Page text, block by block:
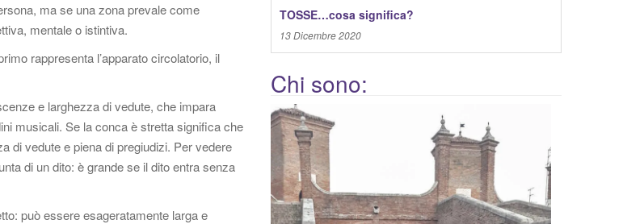
ma se una zona prevale come
mentale o istintiva.
rappresenta l’apparato circolatorio, il
e larghezza di vedute, che impara
musicali. Se la conca è stretta significa che
di vedute e piena di pregiudizi. Per vedere
di un dito: è grande se il dito entra senza
può essere esageratamente larga e
TOSSE…cosa significa?
13 Dicembre 2020
Chi sono: